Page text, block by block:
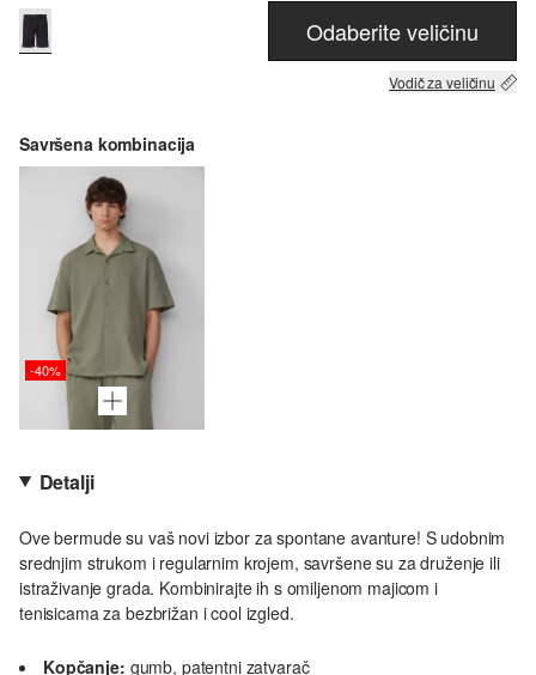
Odaberite veličinu
Vodič za veličinu
Savršena kombinacija
-40%
Detalji
Ove bermude su vaš novi izbor za spontane avanture! S udobnim
srednjim strukom i regularnim krojem, savršene su za druženje ili
istraživanje grada. Kombinirajte ih s omiljenom majicom i
tenisicama za bezbrižan i cool izgled.
Kopčanje: gumb, patentni zatvarač